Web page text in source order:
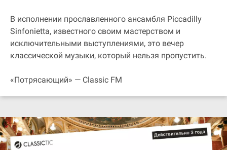
В исполнении прославленного ансамбля Piccadilly
Sinfonietta, известного своим мастерством и
исключительными выступлениями, это вечер
классической музыки, который нельзя пропустить.
«Потрясающий» — Classic FM